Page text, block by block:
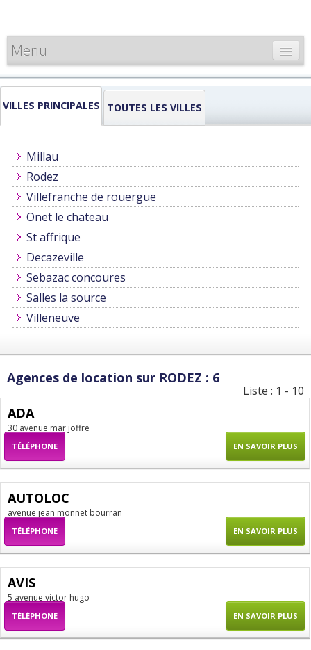
Menu
CARTE DE FRANCE
INFORMATIONS
VILLES PRINCIPALES TOUTES LES VILLES
Millau
Rodez
Villefranche de rouergue
Onet le chateau
St affrique
Decazeville
Sebazac concoures
Salles la source
Villeneuve
Agences de location sur RODEZ : 6
Liste : 1 - 10
ADA
30 avenue mar joffre
TÉLÉPHONE EN SAVOIR PLUS
AUTOLOC
avenue jean monnet bourran
TÉLÉPHONE EN SAVOIR PLUS
AVIS
5 avenue victor hugo
TÉLÉPHONE EN SAVOIR PLUS